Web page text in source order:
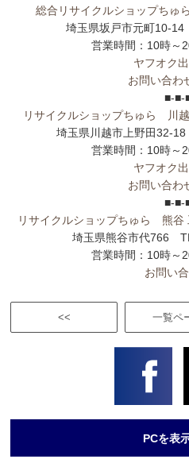
総合リサイクルショップち
埼玉県坂戸市元町10-
営業時間：10時～
ヤフオク
お問い合わ
■-■-
リサイクルショップちゅら 川
埼玉県川越市上野田32-
営業時間：10時～
ヤフオク
お問い合わ
■-■-
リサイクルショップちゅら 熊谷
埼玉県熊谷市代766
営業時間：10時～
お問い
<< 一覧ペ
PCを表